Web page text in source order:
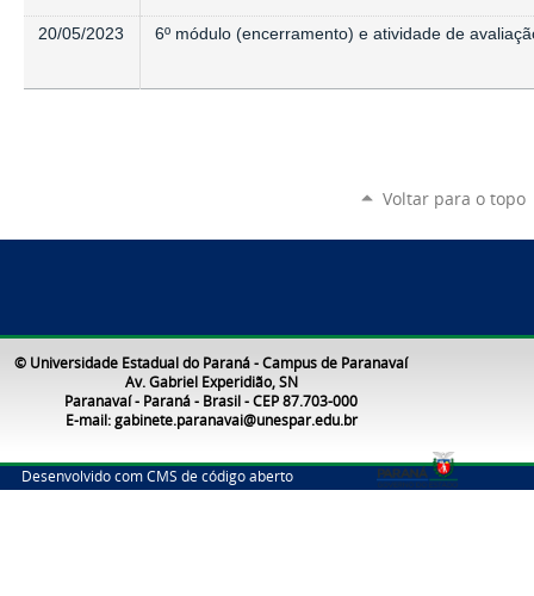
20/05/2023 6º módulo (encerramento) e atividade de
Voltar para o topo
© Universidade Estadual do Paraná - Campus de Paranavaí
Av. Gabriel Experidião, SN
Paranavaí - Paraná - Brasil - CEP 87.703-000
E-mail: gabinete.paranavai@unespar.edu.br
Desenvolvido com CMS de código aberto